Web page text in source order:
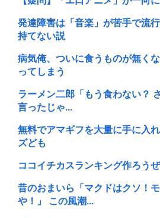
発達障害は「音楽」が苦手で流
持てない説
病気俺、ついに食うものが無く
ってしまう
ラーメン二郎「もう食わない？
言ったじゃ...
無料でアマギフを大量に手に入
ズども
ココイチカスランキング作ろうぜ
昔のおまいら「マクドはクソ！
や！」 この風潮...